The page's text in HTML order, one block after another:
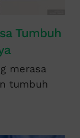
Tumbuh
merasa
tumbuh